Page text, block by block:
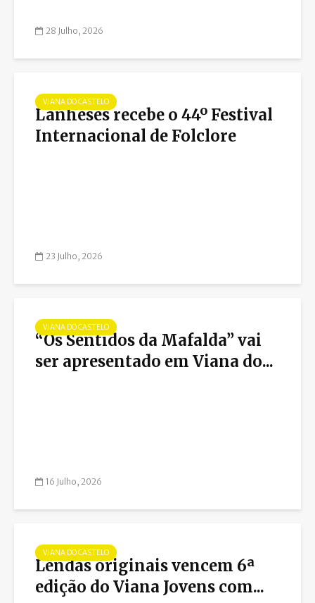
28 Julho, 2026
VIANA DO CASTELO
Lanheses recebe o 44º Festival
Internacional de Folclore
23 Julho, 2026
VIANA DO CASTELO
“Os Sentidos da Mafalda” vai
ser apresentado em Viana do...
16 Julho, 2026
VIANA DO CASTELO
Lendas originais vencem 6ª
edição do Viana Jovens com...